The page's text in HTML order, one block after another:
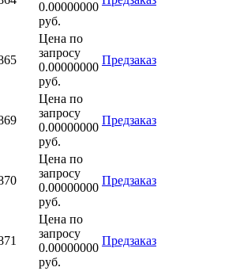
0.00000000
руб.
Цена по
запросу
0.00000000
руб.
Предзаказ
Цена по
запросу
0.00000000
руб.
Предзаказ
Цена по
запросу
0.00000000
руб.
Предзаказ
Цена по
запросу
0.00000000
руб.
Предзаказ